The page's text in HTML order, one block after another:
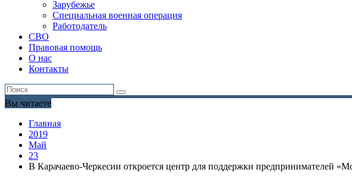
Зарубежье
Специальная военная операция
Работодатель
СВО
Правовая помощь
О нас
Контакты
Вы читаете
Главная
2019
Май
23
В Карачаево-Черкесии откроется центр для поддержки предпринимателей